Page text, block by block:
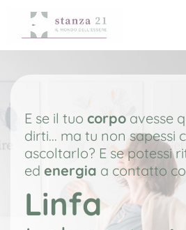
E se il tuo corpo avesse
dirti... ma tu non sapessi
ascoltarlo? E se potessi
ed energia a contatto
Linfa